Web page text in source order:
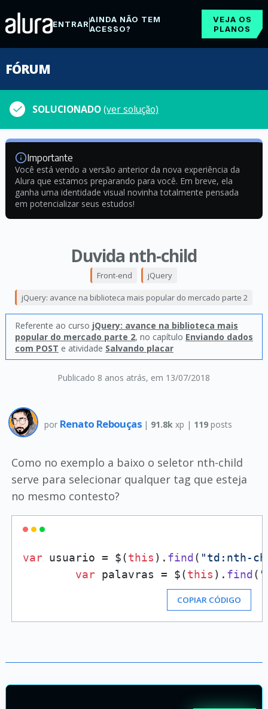
ENTRARAINDA NÃO TEM
ACESSO?
VEJA OS
PLANOS
FÓRUM
SOLUCIONADO(ver solução)
Importante
Você está vendo a versão anterior da nova experiência da
Alura que estamos preparando para você. Em breve, ela
ganha uma identidade visual novinha totalmente pensada
em potencializar seus estudos!
Duvida nth-child
Publicado 8 anos atrás, em 13/07/2018
Front-end jQuery
jQuery: avance na biblioteca mais popular do mercado parte 2
Referente ao curso jQuery: avance na biblioteca mais
popular do mercado parte 2, no capítulo Enviando dados
com POST e atividade Salvando placar
por Renato Rebouças | 91.8k xp | 119 posts
Como no exemplo a baixo o seletor nth-child
serve para selecionar qualquer tag que esteja
no mesmo contesto?
var usuario = $(this ). find ( "td:nth-
var palavras = $(this ). find (
COPIAR CÓDIGO